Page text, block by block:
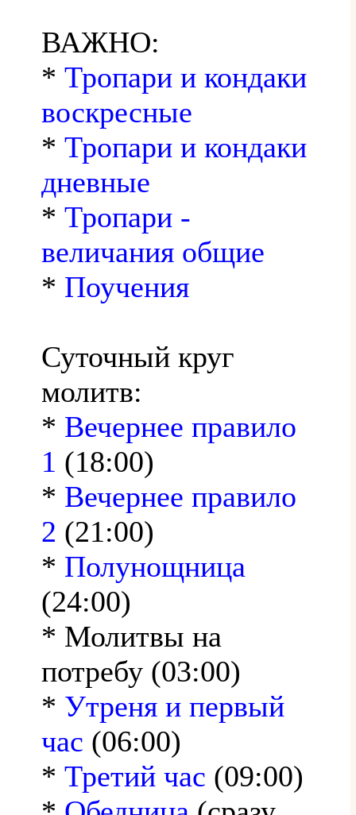
ВАЖНО:
* Тропари и кондаки
воскресные
* Тропари и кондаки
дневные
* Тропари -
величания общие
* Поучения
Суточный круг
молитв:
* Вечернее правило
1 (18:00)
* Вечернее правило
2 (21:00)
* Полунощница
(24:00)
* Молитвы на
потребу (03:00)
* Утреня и первый
час (06:00)
* Третий час (09:00)